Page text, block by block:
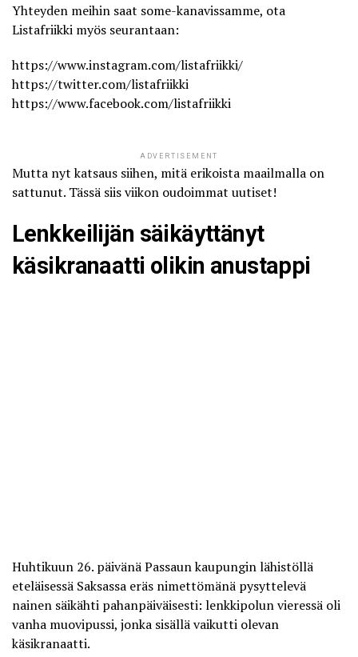
Yhteyden meihin saat some-kanavissamme, ota
Listafriikki myös seurantaan:
https://www.instagram.com/listafriikki/
https://twitter.com/listafriikki
https://www.facebook.com/listafriikki
ADVERTISEMENT
Mutta nyt katsaus siihen, mitä erikoista maailmalla on
sattunut. Tässä siis viikon oudoimmat uutiset!
Lenkkeilijän säikäyttänyt
käsikranaatti olikin anustappi
Huhtikuun 26. päivänä Passaun kaupungin lähistöllä
eteläisessä Saksassa eräs nimettömänä pysyttelevä
nainen säikähti pahanpäiväisesti: lenkkipolun vieressä oli
vanha muovipussi, jonka sisällä vaikutti olevan
käsikranaatti.